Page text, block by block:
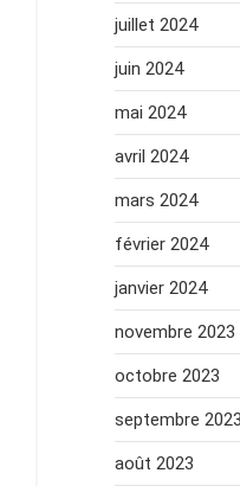
juillet 2024
juin 2024
mai 2024
avril 2024
mars 2024
février 2024
janvier 2024
novembre 2023
octobre 2023
septembre 2023
août 2023